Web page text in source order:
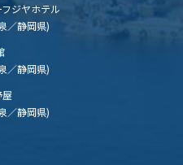
ジヤホテル
／静岡県)
／静岡県)
／静岡県)